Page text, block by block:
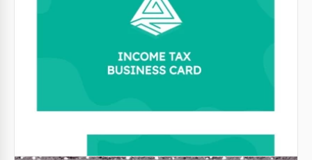
Cartão de visita gratuito para negócios
de joias